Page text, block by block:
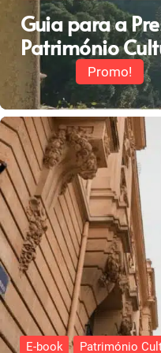
Guia para a
Património
Promo!
E-book Património